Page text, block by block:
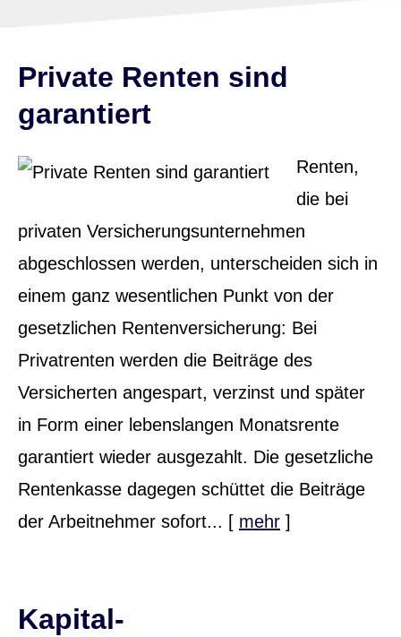
Private Renten sind
garantiert
Renten,
die bei
privaten Ver­si­che­rungs­un­ter­neh­men
abgeschlossen werden, unterscheiden sich in
einem ganz wesentlichen Punkt von der
gesetzlichen Rentenversicherung: Bei
Privatrenten werden die Beiträge des
Versicherten angespart, verzinst und später
in Form einer lebenslangen Monatsrente
garantiert wieder ausgezahlt. Die gesetzliche
Rentenkasse dagegen schüttet die Beiträge
der Arbeitnehmer sofort... [ mehr ]
Kapital-